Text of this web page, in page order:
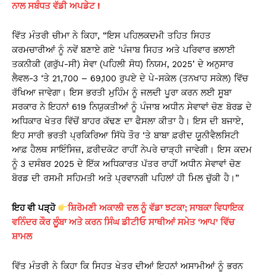
ਨਾਲ ਸਬੰਧਤ ਵੱਡੀ ਅਪਡੇਟ !
ਵਿੱਤ ਮੰਤਰੀ ਚੀਮਾ ਨੇ ਕਿਹਾ, “ਇਸ ਪਹਿਲਕਦਮੀ ਤਹਿਤ ਸਿਹਤ
ਕਰਮਚਾਰੀਆਂ ਨੂੰ ਨਵੇਂ ਬਣਾਏ ਗਏ ‘ਪੰਜਾਬ ਸਿਹਤ ਅਤੇ ਪਰਿਵਾਰ ਭਲਾਈ
ਤਕਨੀਕੀ (ਗਰੁੱਪ-ਸੀ) ਸੇਵਾ (ਪਹਿਲੀ ਸੋਧ) ਨਿਯਮ, 2025’ ਦੇ ਅਨੁਸਾਰ
ਲੈਵਲ-3 ‘ਤੇ 21,700 – 69,100 ਰੁਪਏ ਦੇ ਪੇ-ਸਕੇਲ (ਤਨਖਾਹ ਸਕੇਲ) ਵਿੱਚ
ਰੱਖਿਆ ਜਾਵੇਗਾ। ਇਸ ਭਰਤੀ ਮੁਹਿੰਮ ਨੂੰ ਜਲਦੀ ਪੂਰਾ ਕਰਨ ਲਈ ਸੂਬਾ
ਸਰਕਾਰ ਨੇ ਇਹਨਾਂ 619 ਨਿਯੁਕਤੀਆਂ ਨੂੰ ਪੰਜਾਬ ਅਧੀਨ ਸੇਵਾਵਾਂ ਚੋਣ ਬੋਰਡ ਦੇ
ਅਧਿਕਾਰ ਖੇਤਰ ਵਿੱਚੋਂ ਬਾਹਰ ਕੱਢਣ ਦਾ ਫੈਸਲਾ ਕੀਤਾ ਹੈ। ਇਸ ਦੀ ਬਜਾਏ,
ਇਹ ਸਾਰੀ ਭਰਤੀ ਪ੍ਰਕਿਰਿਆ ਸਿੱਧੇ ਤੌਰ ‘ਤੇ ਬਾਬਾ ਫ਼ਰੀਦ ਯੂਨੀਵੈਲਸਿਟੀ
ਆਫ਼ ਹੈਲਥ ਸਾਇੰਸਿਜ਼, ਫ਼ਰੀਦਕੋਟ ਰਾਹੀਂ ਨੇਪਰੇ ਚਾੜ੍ਹੀ ਜਾਵੇਗੀ। ਇਸ ਕਦਮ
ਨੂੰ 3 ਦਸੰਬਰ 2025 ਦੇ ਇੱਕ ਅਧਿਕਾਰਤ ਪੱਤਰ ਰਾਹੀਂ ਅਧੀਨ ਸੇਵਾਵਾਂ ਚੋਣ
ਬੋਰਡ ਦੀ ਰਸਮੀ ਸਹਿਮਤੀ ਅਤੇ ਪ੍ਰਵਾਨਗੀ ਪਹਿਲਾਂ ਹੀ ਮਿਲ ਚੁੱਕੀ ਹੈ।”
ਇਹ ਵੀ ਪੜ੍ਹੋ
ਸ਼ਿਰੋਮਣੀ ਅਕਾਲੀ ਦਲ ਨੂੰ ਵੱਡਾ ਝਟਕਾ; ਸਾਬਕਾ ਵਿਧਾਇਕ
ਵਨਿੰਦਰ ਕੌਰ ਲੂੰਬਾ ਅਤੇ ਕਰਨ ਸਿੰਘ ਡੀਟੀਓ ਸਾਥੀਆਂ ਸਮੇਤ ‘ਆਪ’ ਵਿੱਚ
ਸ਼ਾਮਲ
ਵਿੱਤ ਮੰਤਰੀ ਨੇ ਕਿਹਾ ਕਿ ਸਿਹਤ ਖੇਤਰ ਦੀਆਂ ਇਹਨਾਂ ਅਸਾਮੀਆਂ ਨੂੰ ਭਰਨ